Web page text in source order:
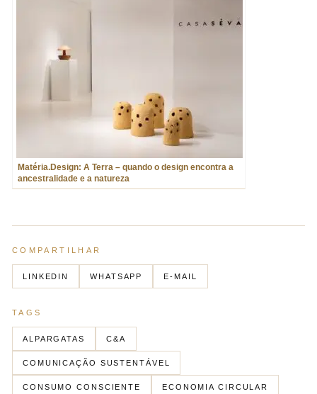
Matéria.Design: A Terra – quando o design encontra a
ancestralidade e a natureza
COMPARTILHAR
LINKEDIN WHATSAPP E-MAIL
TAGS
ALPARGATAS C&A
COMUNICAÇÃO SUSTENTÁVEL
CONSUMO CONSCIENTE ECONOMIA CIRCULAR